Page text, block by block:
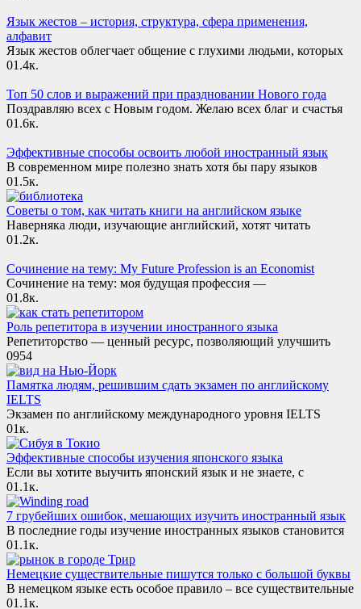
Язык жестов – история, структура, сфера применения,
алфавит
Язык жестов облегчает общение с глухими людьми, которых
01.4к.
Топ 50 слов и выражений при праздновании Нового года
Поздравляю всех с Новым годом. Желаю всех благ и счастья
01.6к.
Эффективные способы освоить любой иностранный язык
В современном мире полезно знать хотя бы пару языков
01.5к.
Советы о том, как читать книги на английском языке
Наверняка люди, изучающие английский, хотят читать
01.2к.
Сочинение на тему: My Future Profession is an Economist
Сочинение на тему: моя будущая профессия —
01.8к.
Роль репетитора в изучении иностранного языка
Репетиторство — ценный ресурс, позволяющий улучшить
0954
Памятка людям, решившим сдать экзамен по английскому
IELTS
Экзамен по английскому международного уровня IELTS
01к.
Эффективные способы изучения японского языка
Если вы хотите выучить японский язык и не знаете, с
01.1к.
7 грубейших ошибок, мешающих изучить иностранный язык
В последние годы изучение иностранных языков становится
01.1к.
Немецкие существительные пишутся только с большой буквы
В немецком языке есть особое правило – все существительные
01.1к.